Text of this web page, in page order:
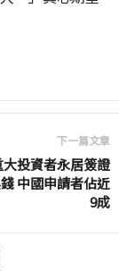
下一篇文章
投資者永居簽證
中國申請者佔近
9成